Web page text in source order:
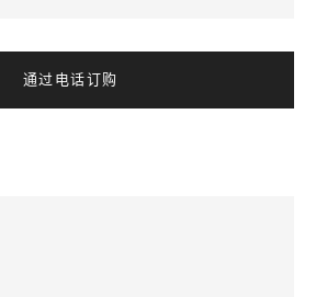
通过电话订购